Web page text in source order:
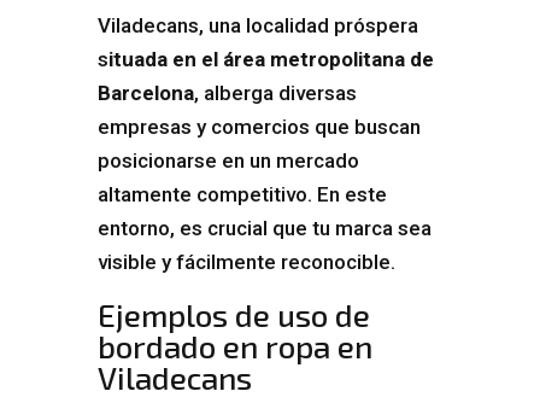
Viladecans, una localidad próspera
situada en el área metropolitana de
Barcelona, alberga diversas
empresas y comercios que buscan
posicionarse en un mercado
altamente competitivo. En este
entorno, es crucial que tu marca sea
visible y fácilmente reconocible.
Ejemplos de uso de
bordado en ropa en
Viladecans